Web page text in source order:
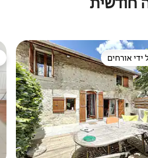
ידי אורחים
ידי אורחים